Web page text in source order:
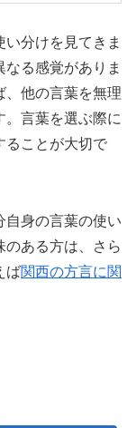
分けを見てきま
る感覚がありま
、他の言葉を無理
。言葉を選ぶ際に
ることが大切で
自身の言葉の使い
のある方は、さら
ば関西の方言に関